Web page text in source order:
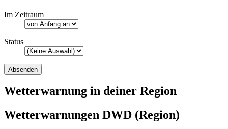
Im Zeitraum
Status
Wetterwarnung in deiner Region
Wetterwarnungen DWD (Region)